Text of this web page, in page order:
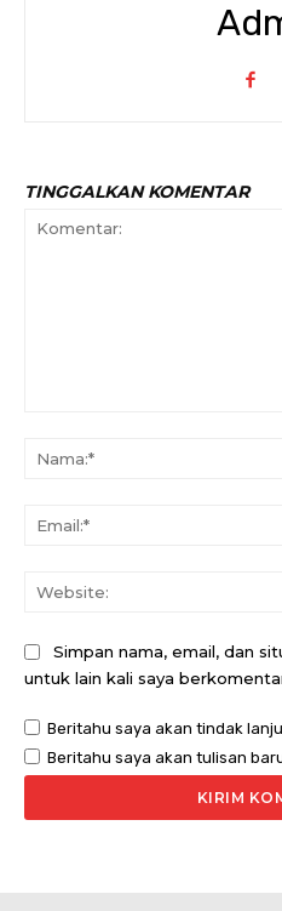
TINGGALKAN KOMENTAR
Simpan nama, email, dan
untuk lain kali saya
Beritahu saya akan tindak
Beritahu saya akan tulisan